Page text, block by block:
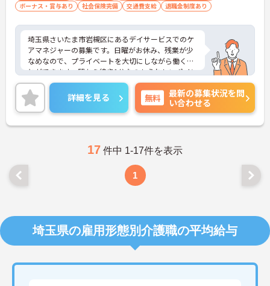
ボーナス・賞与あり
社会保険完備 交通費支給 退職金制度あり
埼玉県さいたま市岩槻区にあるデイサービスでのケ
アマネジャーの募集です。日曜がお休み、残業が少
なめなので、プライベートを大切にしながら働くこ
とができます。駅から徒歩1分なのもうれしいポイン
ト♪ご興味のある方には、面接対策ポイントなど、
さらに詳細をお話しいたしますのでお気軽にご相談
ください！
詳細を見る 無料
最新の募集状況を問
い合わせる
17 件中 1-17件を表示
1
埼玉県の雇用形態別介護職の平均給与